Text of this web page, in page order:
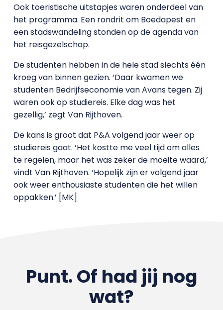
Ook toeristische uitstapjes waren onderdeel van
het programma. Een rondrit om Boedapest en
een stadswandeling stonden op de agenda van
het reisgezelschap.
De studenten hebben in de hele stad slechts één
kroeg van binnen gezien. ‘Daar kwamen we
studenten Bedrijfseconomie van Avans tegen. Zij
waren ook op studiereis. Elke dag was het
gezellig,’ zegt Van Rijthoven.
De kans is groot dat P&A volgend jaar weer op
studiereis gaat. ‘Het kostte me veel tijd om alles
te regelen, maar het was zeker de moeite waard,’
vindt Van Rijthoven. ‘Hopelijk zijn er volgend jaar
ook weer enthousiaste studenten die het willen
oppakken.’ [MK]
Punt. Of had jij nog
wat?